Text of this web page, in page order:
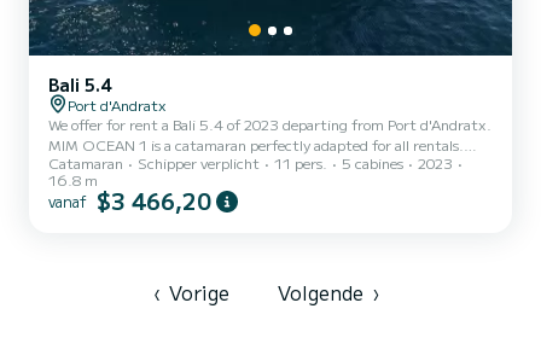
Bali 5.4
Port d'Andratx
We offer for rent a Bali 5.4 of 2023 departing from Port d'Andratx.
MIM OCEAN 1 is a catamaran perfectly adapted for all rentals.
This catamaran is very pleasant to handle for a week cruise or more.
The boat has 5 cabins with total comfort and a capacity of 11
passengers. With a total length of 17 meters and 81 horsepower, it
Catamaran Schipper verplicht 11 pers. 5 cabines
2023
16.8 m
vanaf $3 466,20
‹ Vorige Volgende ›